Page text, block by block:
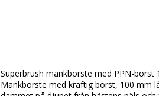
Superbrush mankborste med PPN-
Mankborste med kraftig borst, 100 mm